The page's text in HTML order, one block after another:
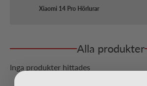
Xiaomi 14 Pro Hörlurar
Alla produkter
Inga produkter hittades